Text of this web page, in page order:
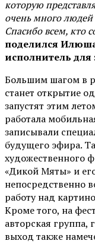
которую
очень много
Спасибо всем, кто
поделился
исполнитель для
Большим шагом в
станет открытие
запустят этим
работала
записывали
будущего эфира.
художественного
«Дикой Мяты» и
непосредственно
работу над
Кроме того, на
авторская группа,
выход также